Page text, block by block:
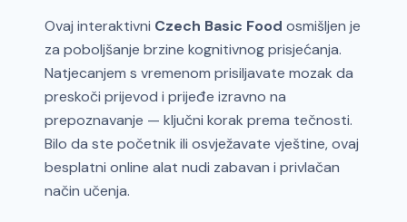
Ovaj interaktivni Czech Basic Food osmišljen je
za poboljšanje brzine kognitivnog prisjećanja.
Natjecanjem s vremenom prisiljavate mozak da
preskoči prijevod i prijeđe izravno na
prepoznavanje — ključni korak prema tečnosti.
Bilo da ste početnik ili osvježavate vještine, ovaj
besplatni online alat nudi zabavan i privlačan
način učenja.